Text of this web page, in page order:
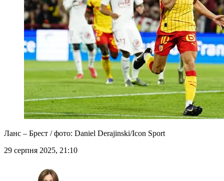
Ланс – Брест / фото: Daniel Derajinski/Icon Sport
29 серпня 2025, 21:10